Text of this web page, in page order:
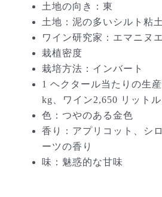
土地の向き：東
土地：泥の多いシルト粘
ワイン研究家：エマニヌ
栽植密度
栽培方法：インバート
1 ヘクタール当たりの生
kg、ワイン2,650 リットル
色：つやのある金色
香り：アプリコット、シ
ーツの香り
味：魅惑的な甘味